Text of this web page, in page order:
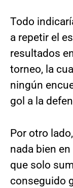
Todo
a repetir el
resultados
torneo, la
ningún
gol a la
Por otro
nada bien
que solo
conseguido